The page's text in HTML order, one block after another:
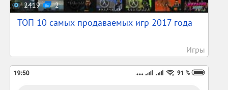
2419 2
ТОП 10 самых продаваемых игр 2017 года
Игры